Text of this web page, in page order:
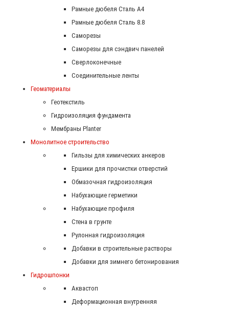
Рамные дюбеля Сталь A4
Рамные дюбеля Сталь 8.8
Саморезы
Саморезы для сэндвич панелей
Сверлоконечные
Соединительные ленты
Геоматериалы
Геотекстиль
Гидроизоляция фундамента
Мембраны Planter
Монолитное строительство
Гильзы для химических анкеров
Ершики для прочистки отверстий
Обмазочная гидроизоляция
Набухающие герметики
Набухающие профиля
Стена в грунте
Рулонная гидроизоляция
Добавки в строительные растворы
Добавки для зимнего бетонирования
Гидрошпонки
Аквастоп
Деформационная внутренняя